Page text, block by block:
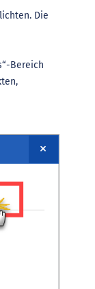
Die
Bereich